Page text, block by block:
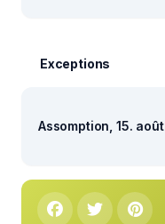
Exceptions
Assomption, 15. août